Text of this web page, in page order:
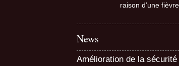
raison d’une
News
Amélioration de la